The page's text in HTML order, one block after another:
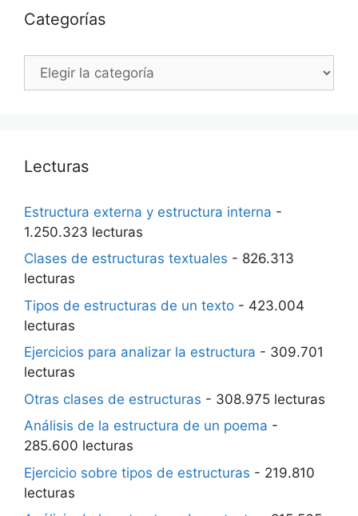
Categorías
Categorías
Lecturas
Estructura externa y estructura interna -
1.250.323 lecturas
Clases de estructuras textuales - 826.313
lecturas
Tipos de estructuras de un texto - 423.004
lecturas
Ejercicios para analizar la estructura - 309.701
lecturas
Otras clases de estructuras - 308.975 lecturas
Análisis de la estructura de un poema -
285.600 lecturas
Ejercicio sobre tipos de estructuras - 219.810
lecturas